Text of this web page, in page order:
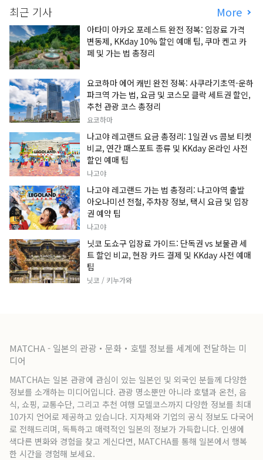
최근 기사 More
아타미 아카오 포레스트 완전 정복: 입장료 가격
변동제, KKday 10% 할인 예매 팁, 쿠마 켄고 카
페 및 가는 법 총정리
요코하마 에어 캐빈 완전 정복: 사쿠라기초역-운하
파크역 가는 법, 요금 및 코스모 클락 세트권 할인,
추천 관광 코스 총정리
요코하마
나고야 레고랜드 요금 총정리: 1일권 vs 콤보 티켓
비교, 연간 패스포트 종류 및 KKday 온라인 사전
할인 예매 팁
나고야
나고야 레고랜드 가는 법 총정리: 나고야역 출발
아오나미선 전철, 주차장 정보, 택시 요금 및 입장
권 예약 팁
나고야
닛코 도쇼구 입장료 가이드: 단독권 vs 보물관 세
트 할인 비교, 현장 카드 결제 및 KKday 사전 예매
팁
닛코 / 키누가와
MATCHA - 일본의 관광・문화・호텔 정보를 세계에 전달하는 미
디어
MATCHA는 일본 관광에 관심이 있는 일본인 및 외국인 분들께 다양한
정보를 소개하는 미디어입니다. 관광 명소뿐만 아니라 호텔과 온천, 음
식, 쇼핑, 교통수단, 그리고 추천 여행 모델코스까지 다양한 정보를 최대
10가지 언어로 제공하고 있습니다. 지자체와 기업의 공식 정보도 다국어
로 전해드리며, 독특하고 매력적인 일본의 정보가 가득합니다. 인생에
색다른 변화와 경험을 찾고 계신다면, MATCHA를 통해 일본에서 행복
한 시간을 경험해 보세요.